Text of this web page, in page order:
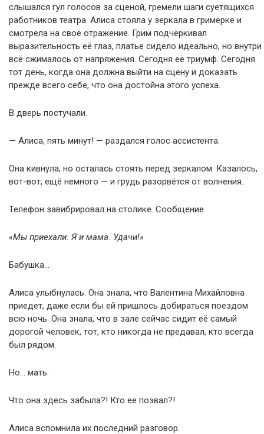
слышался гул голосов за сценой, гремели шаги суетящихся
работников театра. Алиса стояла у зеркала в гримёрке и
смотрела на своё отражение. Грим подчёркивал
выразительность её глаз, платье сидело идеально, но внутри
всё сжималось от напряжения. Сегодня её триумф. Сегодня
тот день, когда она должна выйти на сцену и доказать
прежде всего себе, что она достойна этого успеха.
В дверь постучали.
— Алиса, пять минут! — раздался голос ассистента.
Она кивнула, но осталась стоять перед зеркалом. Казалось,
вот-вот, ещё немного — и грудь разорвётся от волнения.
Телефон завибрировал на столике. Сообщение.
«Мы приехали. Я и мама. Удачи!»
Бабушка…
Алиса улыбнулась. Она знала, что Валентина Михайловна
приедет, даже если бы ей пришлось добираться поездом
всю ночь. Она знала, что в зале сейчас сидит её самый
дорогой человек, тот, кто никогда не предавал, кто всегда
был рядом.
Но… мать.
Что она здесь забыла?! Кто ее позвал?!
Алиса вспомнила их последний разговор.